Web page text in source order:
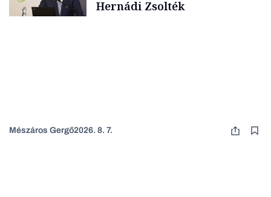
Hernádi Zsolték
Mészáros Gergő2026. 8. 7.